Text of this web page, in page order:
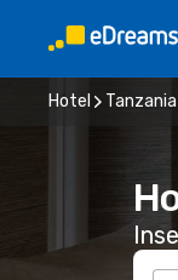
Hotel Tanzania